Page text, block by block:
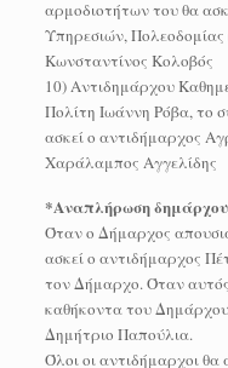
αρμοδιοτήτων του θα
Υπηρεσιών,
Κωνσταντίνος Κολοβός
10) Αντιδημάρχου
Πολίτη Ιωάννη Ρόβα, το
ασκεί ο αντιδήμαρχος
Χαράλαμπος Αγγελίδης
*Αναπλήρωση δημάρχου
Όταν ο Δήμαρχος
ασκεί ο αντιδήμαρχος
τον Δήμαρχο. Όταν
καθήκοντα του
Δημήτριο Παπούλια.
Όλοι οι αντιδήμαρχοι